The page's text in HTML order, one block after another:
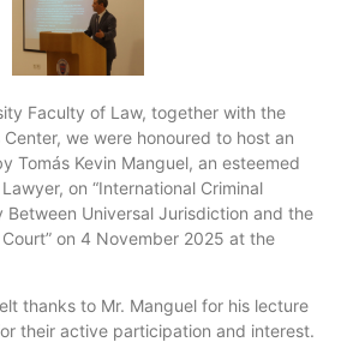
Faculty of Law, together with the
we were honoured to host an
Tomás Kevin Manguel, an esteemed
on “International Criminal
Universal Jurisdiction and the
on 4 November 2025 at the
thanks to Mr. Manguel for his lecture
their active participation and interest.